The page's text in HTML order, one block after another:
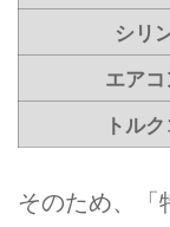
シリ
エア
トル
そのため、「